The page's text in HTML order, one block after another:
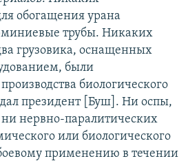
обогащения урана
трубы. Никаких
грузовика, оснащенных
были
биологического
президент [Буш]. Ни оспы,
нервно-паралитических
или биологического
применению в течении